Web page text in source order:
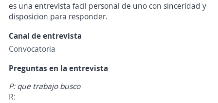
es una entrevista facil personal de uno con sinceridad y
disposicion para responder.
Canal de entrevista
Convocatoria
Preguntas en la entrevista
P: que trabajo busco
R: